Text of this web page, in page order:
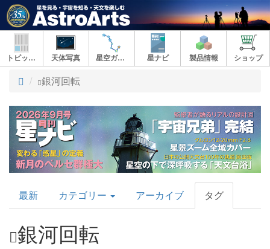
トピックス 天体写真 星空ガイド 星ナビ 製品情報 ショップ
ト
プ
銀河回転
AstroArts
Topics
最新 カテゴリー アーカイブ タグ
銀河回転